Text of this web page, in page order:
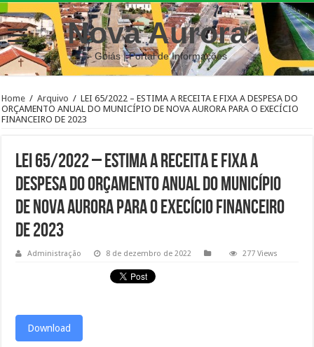
Nova Aurora
– Goiás | Portal de Informações
Home / Arquivo / LEI 65/2022 – ESTIMA A RECEITA E FIXA A DESPESA DO
ORÇAMENTO ANUAL DO MUNICÍPIO DE NOVA AURORA PARA O EXECÍCIO
FINANCEIRO DE 2023
LEI 65/2022 – ESTIMA A RECEITA E FIXA A
DESPESA DO ORÇAMENTO ANUAL DO MUNICÍPIO
DE NOVA AURORA PARA O EXECÍCIO FINANCEIRO
DE 2023
Administração 8 de dezembro de 2022 277 Views
Download